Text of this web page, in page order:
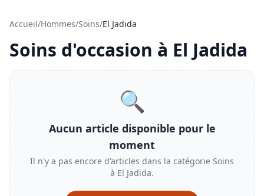
Accueil/Hommes/Soins/El Jadida
Soins d'occasion à El Jadida
🔍
Aucun article disponible pour le
moment
Il n'y a pas encore d'articles dans la catégorie Soins
à El Jadida.